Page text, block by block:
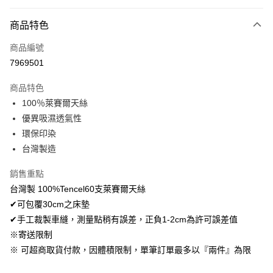
信用卡一次付款
超商取貨付款
Apple Pay
悠遊付
Google Pay
AFTEE先享後付
相關說明
AFTEE先享後付是「在收到商品之後才付款」的支付方式。 讓您購物簡單
便利好安心！
１．簡單：不需註冊會員、不需綁卡、不需儲值。
２．便利：只要手機號碼，簡訊認證，即可結帳。
３．安心：先確認商品／服務後，再付款。
ATM付款
運送方式
全家取貨付款
商品特色
商品編號
7969501
商品特色
100％萊賽爾天絲
優異吸濕透氣性
環保印染
台灣製造
銷售重點
台灣製 100%Tencel60支萊賽爾天絲
✔可包覆30cm之床墊
✔手工裁製車縫，測量點稍有誤差，正負1-2cm為許可誤差值
※寄送限制
※ 可超商取貨付款，因體積限制，單筆訂單最多以『兩件』為限